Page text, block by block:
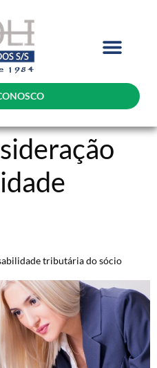
tributária do sócio